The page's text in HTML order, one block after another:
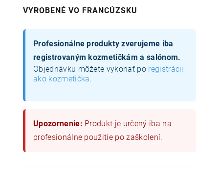
VYROBENÉ VO FRANCÚZSKU
Profesionálne produkty zverujeme iba
registrovaným kozmetičkám a salónom.
Objednávku môžete vykonať po registrácii
ako kozmetička.
Upozornenie: Produkt je určený iba na
profesionálne použitie po zaškolení.